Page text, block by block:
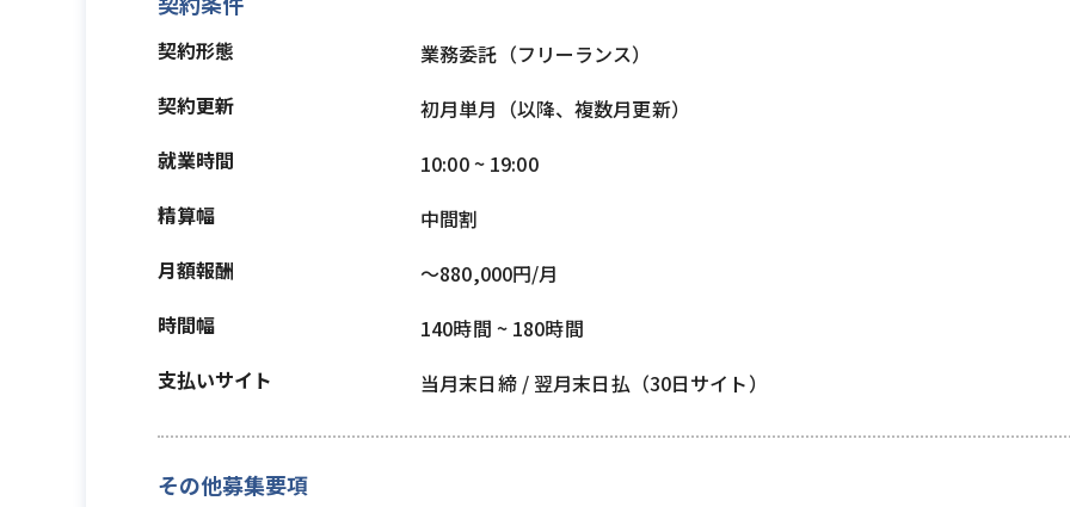
契約形態
業務委託（フリーランス）
契約更新
初月単月（以降、複数月更新）
就業時間
10:00 ~ 19:00
精算幅
中間割
月額報酬
〜880,000円/月
時間幅
140時間 ~ 180時間
支払いサイト
当月末日締 / 翌月末日払（30日サイト）
その他募集要項